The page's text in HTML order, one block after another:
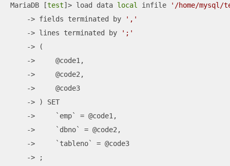
MariaDB [test]> load data local infile
'/home/
    -> fields terminated by
','
    -> lines terminated by
';'
    -> (
    ->     @code1,
    ->     @code2,
    ->     @code3
    -> ) SET
    ->     `emp` = @code1,
    ->     `dbno` = @code2,
    ->     `tableno` = @code3
    -> ;